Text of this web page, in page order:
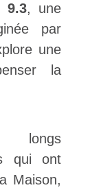
9.3, une
par
une
la
longs
qui ont
Maison,